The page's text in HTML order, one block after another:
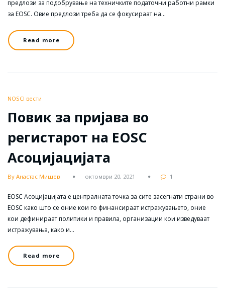
предлози за подобрување на техничките податочни работни рамки
за EOSC. Овие предлози треба да се фокусираат на…
Read more
NOSCI вести
Повик за пријава во
регистарот на EOSC
Асоцијацијата
By Анастас Мишев октомври 20, 2021 1
EOSC Асоцијацијата е централната точка за сите засегнати страни во
EOSC како што се оние кои го финансираат истражувањето, оние
кои дефинираат политики и правила, организации кои изведуваат
истражувања, како и…
Read more